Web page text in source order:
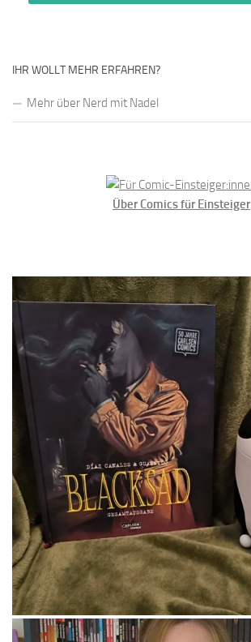
IHR WOLLT MEHR ERFAHREN?
Mehr über Nerd mit Nadel
Über Comics für Einsteiger